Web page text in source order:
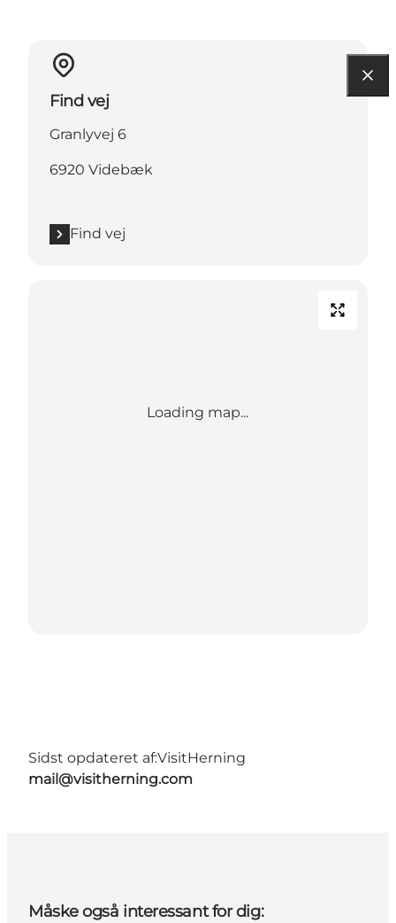
Find vej
Granlyvej 6
6920 Videbæk
Find vej
Loading map...
Sidst opdateret af:VisitHerning
mail@visitherning.com
Måske også interessant for dig: